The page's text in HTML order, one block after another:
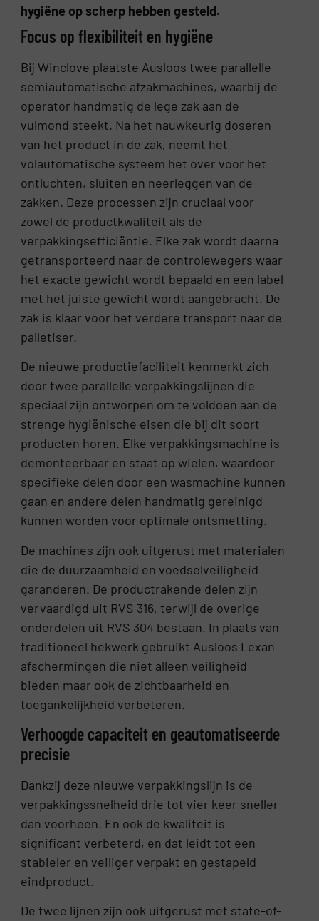
hygiëne op scherp hebben gesteld.
Focus op flexibiliteit en hygiëne
Bij Winclove plaatste Ausloos twee parallelle
semiautomatische afzakmachines, waarbij de
operator handmatig de lege zak aan de
vulmond steekt. Na het nauwkeurig doseren
van het product in de zak, neemt het
volautomatische systeem het over voor het
ontluchten, sluiten en neerleggen van de
zakken. Deze processen zijn cruciaal voor
zowel de productkwaliteit als de
verpakkingsefficiëntie. Elke zak wordt daarna
getransporteerd naar de controlewegers waar
het exacte gewicht wordt bepaald en een label
met het juiste gewicht wordt aangebracht. De
zak is klaar voor het verdere transport naar de
palletiser.
De nieuwe productiefaciliteit kenmerkt zich
door twee parallelle verpakkingslijnen die
speciaal zijn ontworpen om te voldoen aan de
strenge hygiënische eisen die bij dit soort
producten horen. Elke verpakkingsmachine is
demonteerbaar en staat op wielen, waardoor
specifieke delen door een wasmachine kunnen
gaan en andere delen handmatig gereinigd
kunnen worden voor optimale ontsmetting.
De machines zijn ook uitgerust met materialen
die de duurzaamheid en voedselveiligheid
garanderen. De productrakende delen zijn
vervaardigd uit RVS 316, terwijl de overige
onderdelen uit RVS 304 bestaan. In plaats van
traditioneel hekwerk gebruikt Ausloos Lexan
afschermingen die niet alleen veiligheid
bieden maar ook de zichtbaarheid en
toegankelijkheid verbeteren.
Verhoogde capaciteit en geautomatiseerde
precisie
Dankzij deze nieuwe verpakkingslijn is de
verpakkingssnelheid drie tot vier keer sneller
dan voorheen. En ook de kwaliteit is
significant verbeterd, en dat leidt tot een
stabieler en veiliger verpakt en gestapeld
eindproduct.
De twee lijnen zijn ook uitgerust met state-of-